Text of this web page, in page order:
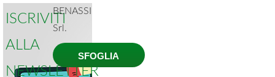
BENASSI
Srl.
SFOGLIA
ISCRIVITI
ALLA
NEWSLETTER